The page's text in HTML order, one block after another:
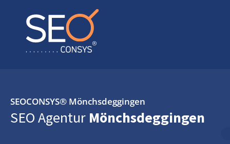
SEOCONSYS® Mönchsdeggingen
SEO Agentur Mönchsdeggingen